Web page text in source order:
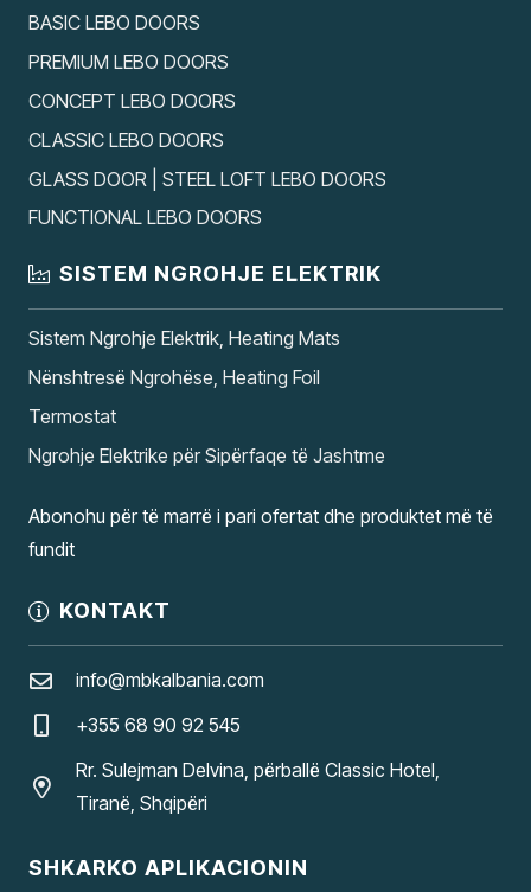
BASIC LEBO DOORS
PREMIUM LEBO DOORS
CONCEPT LEBO DOORS
CLASSIC LEBO DOORS
GLASS DOOR | STEEL LOFT LEBO DOORS
FUNCTIONAL LEBO DOORS
SISTEM NGROHJE ELEKTRIK
Sistem Ngrohje Elektrik, Heating Mats
Nënshtresë Ngrohëse, Heating Foil
Termostat
Ngrohje Elektrike për Sipërfaqe të Jashtme
Abonohu për të marrë i pari ofertat dhe produktet më të
fundit
KONTAKT
info@mbkalbania.com
+355 68 90 92 545
Rr. Sulejman Delvina, përballë Classic Hotel,
Tiranë, Shqipëri
SHKARKO APLIKACIONIN